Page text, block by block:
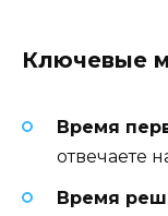
Ключевые
Время
отвечаете
Время